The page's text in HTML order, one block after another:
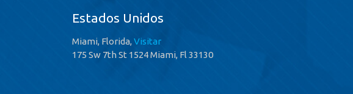
Estados Unidos
Miami, Florida,Visitar
175 Sw 7th St 1524 Miami, Fl 33130